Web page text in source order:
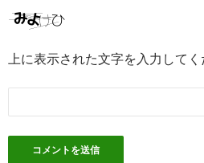
上に表示された文字を入力してく